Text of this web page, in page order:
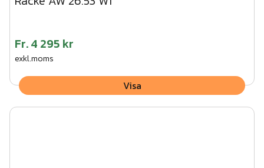
Fr.4 295 kr
exkl.moms
Visa